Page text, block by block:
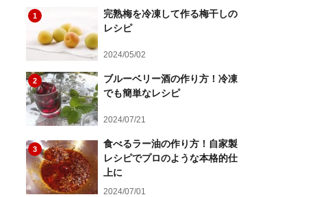
1
完熟梅を冷凍して作る梅干しの
レシピ
2024/05/02
2
ブルーベリー酒の作り方！冷凍
でも簡単なレシピ
2024/07/21
3
食べるラー油の作り方！自家製
レシピでプロのような本格的仕
上に
2024/07/01